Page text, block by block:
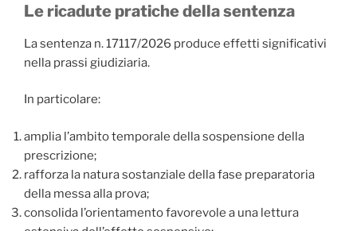
Le ricadute pratiche della sentenza
La sentenza n. 17117/2026 produce effetti significativi
nella prassi giudiziaria.
In particolare:
amplia l’ambito temporale della sospensione della
prescrizione;
rafforza la natura sostanziale della fase preparatoria
della messa alla prova;
consolida l’orientamento favorevole a una lettura